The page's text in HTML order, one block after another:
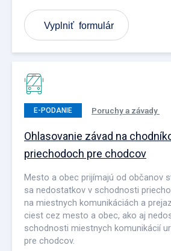
Vyplniť formulár
E-PODANIE Poruchy a závady
Ohlasovanie závad na
priechodoch pre chodcov
Mesto a obec prijímajú od občanov
sa nedostatkov v schodnosti
na miestnych komunikáciách a
ciest cez mesto a obec, ako aj
schodnosti miestnych komunikácií
pre chodcov.